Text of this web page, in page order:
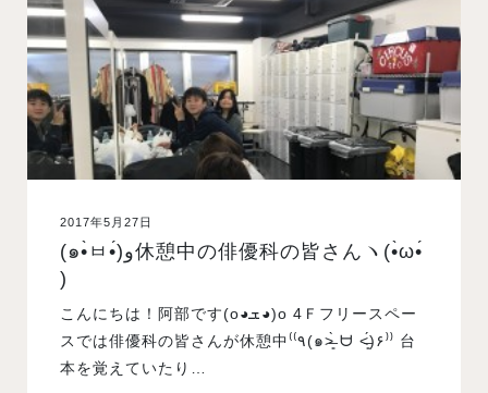
2017年5月27日
(๑•̀ㅂ•́)و休憩中の俳優科の皆さんヽ(•̀ω•́
)ゝ
こんにちは！阿部です(o◕ܫ◕)o 4Ｆフリースペー
スでは俳優科の皆さんが休憩中⁽⁽٩(๑˃̶͈̀ ᗨ ˂̶͈́)۶⁾⁾ 台
本を覚えていたり…